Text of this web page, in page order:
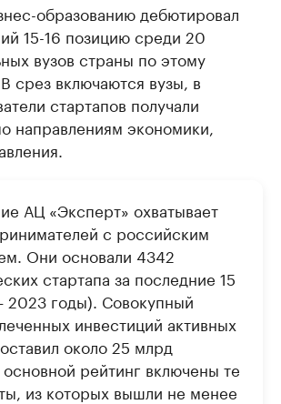
образованию дебютировал
15-16 позицию среди 20
вузов страны по этому
срез включаются вузы, в
стартапов получали
направлениям экономики,
АЦ «Эксперт» охватывает
с российским
Они основали 4342
стартапа за последние 15
годы). Совокупный
инвестиций активных
около 25 млрд
рейтинг включены те
из которых вышли не менее